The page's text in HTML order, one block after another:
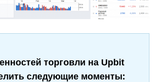
торговли на Upbit
следующие моменты: